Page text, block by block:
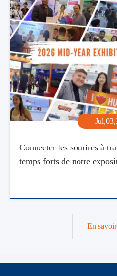
Connecter les sourires à
temps forts de notre
En